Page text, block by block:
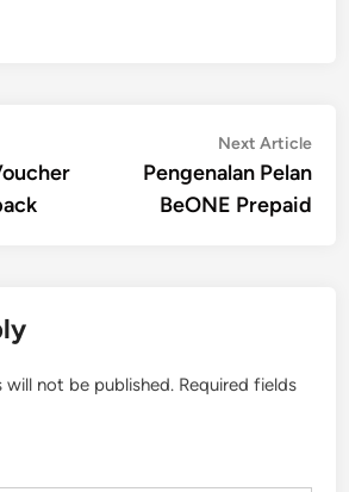
Next Article
Pengenalan Pelan
BeONE Prepaid
will not be published. Required fields